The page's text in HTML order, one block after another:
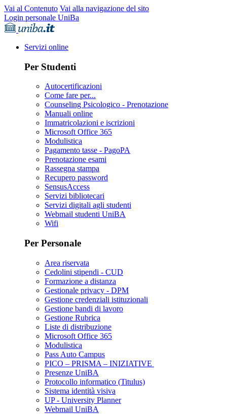
Vai al Contenuto Vai alla navigazione del sito
Login personale UniBa
Servizi online
Per Studenti
Autocertificazioni
Come fare per...
Counseling Psicologico - Prenotazione
Manuali online
Immatricolazioni e iscrizioni
Microsoft Office 365
Modulistica
Pagamento tasse - PagoPA
Prenotazione esami
Rassegna stampa
Recupero password
SensusAccess
Servizi bibliotecari
Servizi digitali agli studenti
Webmail studenti UniBA
Wifi
Per Personale
Area riservata
Cedolini stipendi - CUD
Formazione a distanza
Gestionale privacy - DPM
Gestione credenziali istituzionali
Gestione bandi di lavoro
Gestione Rubrica
Liste di distribuzione
Microsoft Office 365
Modulistica
Pass Auto Campus
PICO – PRISMA – INIZIATIVE
Presenze UniBA
Protocollo informatico (Titulus)
Sistema identità visiva
UP - University Planner
Webmail UniBA